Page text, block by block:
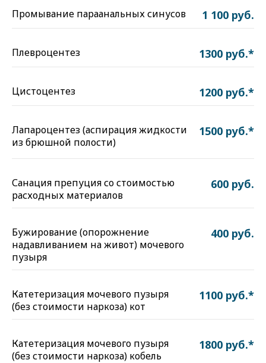
Промывание параанальных синусов 1 100 руб.
Плевроцентез 1300 руб.*
Цистоцентез 1200 руб.*
Лапароцентез (аспирация жидкости
из брюшной полости)
1500 руб.*
Санация препуция со стоимостью
расходных материалов
600 руб.
Бужирование (опорожнение
надавливанием на живот) мочевого
пузыря
400 руб.
Катетеризация мочевого пузыря
(без стоимости наркоза) кот
1100 руб.*
Катетеризация мочевого пузыря
(без стоимости наркоза) кобель
1800 руб.*